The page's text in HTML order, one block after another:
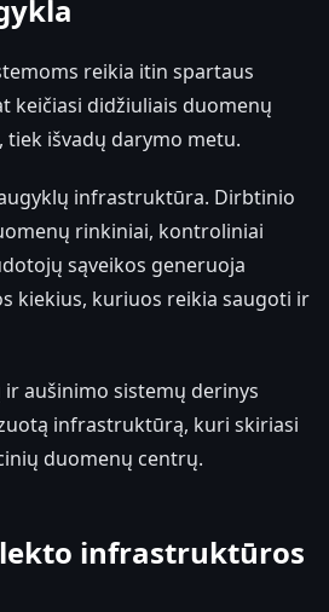
reikia itin spartaus
keičiasi didžiuliais duomenų
tiek išvadų darymo metu.
infrastruktūra. Dirbtinio
rinkiniai, kontroliniai
sąveikos generuoja
kiekius, kuriuos reikia saugoti ir
ir aušinimo sistemų derinys
infrastruktūrą, kuri skiriasi
duomenų centrų.
infrastruktūros